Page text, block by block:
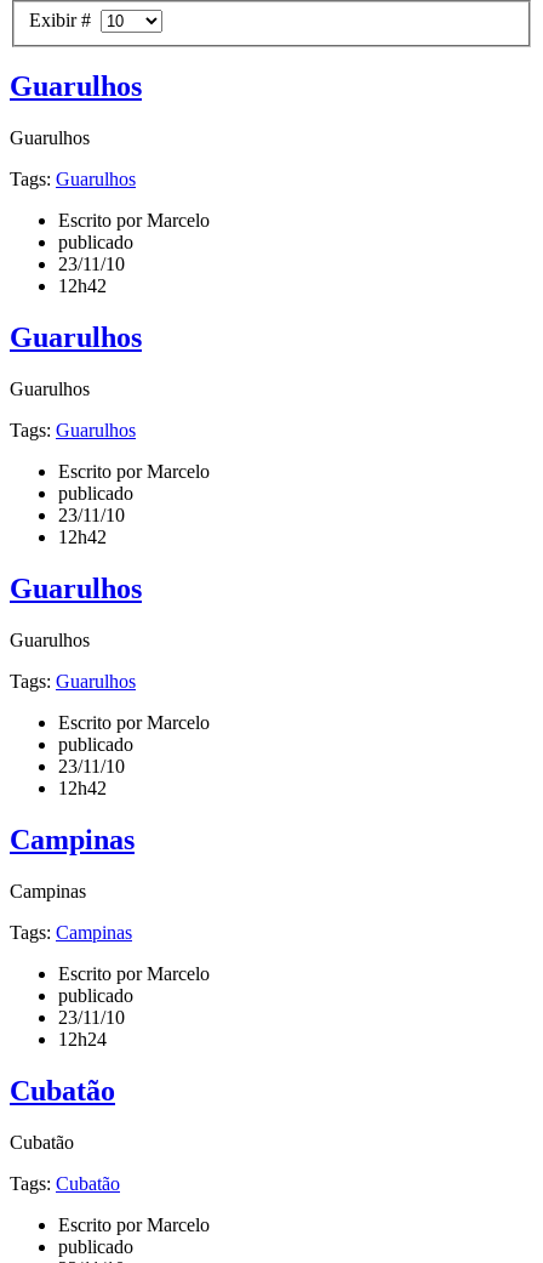
Exibir #
Guarulhos
Guarulhos
Tags: Guarulhos
Escrito por Marcelo
publicado
23/11/10
12h42
Guarulhos
Guarulhos
Tags: Guarulhos
Escrito por Marcelo
publicado
23/11/10
12h42
Guarulhos
Guarulhos
Tags: Guarulhos
Escrito por Marcelo
publicado
23/11/10
12h42
Campinas
Campinas
Tags: Campinas
Escrito por Marcelo
publicado
23/11/10
12h24
Cubatão
Cubatão
Tags: Cubatão
Escrito por Marcelo
publicado